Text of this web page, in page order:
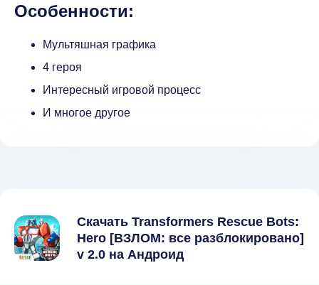
Особенности:
Мультяшная графика
4 героя
Интересный игровой процесс
И многое другое
Скачать Transformers Rescue Bots:
Hero [ВЗЛОМ: все разблокировано]
v 2.0 на Андроид